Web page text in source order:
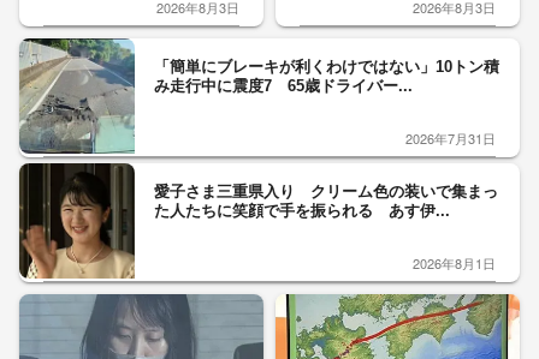
2026年8月3日 2026年8月3日
「簡単にブレーキが利くわけではない」10トン積
み走行中に震度7 65歳ドライバー...
2026年7月31日
愛子さま三重県入り クリーム色の装いで集まっ
た人たちに笑顔で手を振られる あす伊...
2026年8月1日